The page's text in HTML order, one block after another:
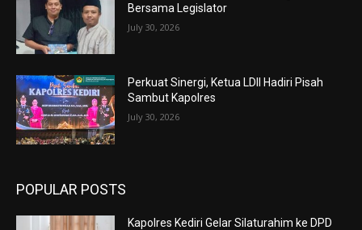
Bersama Legislator
July 30, 2026
Perkuat Sinergi, Ketua LDII Hadiri Pisah
Sambut Kapolres
July 30, 2026
POPULAR POSTS
Kapolres Kediri Gelar Silaturahim ke DPD